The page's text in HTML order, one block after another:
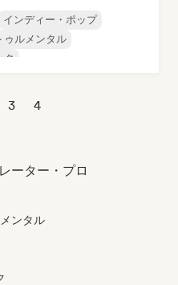
インディー・ポップ
ゥルメンタル
ク
3 4
ーター・プロ
ンタル